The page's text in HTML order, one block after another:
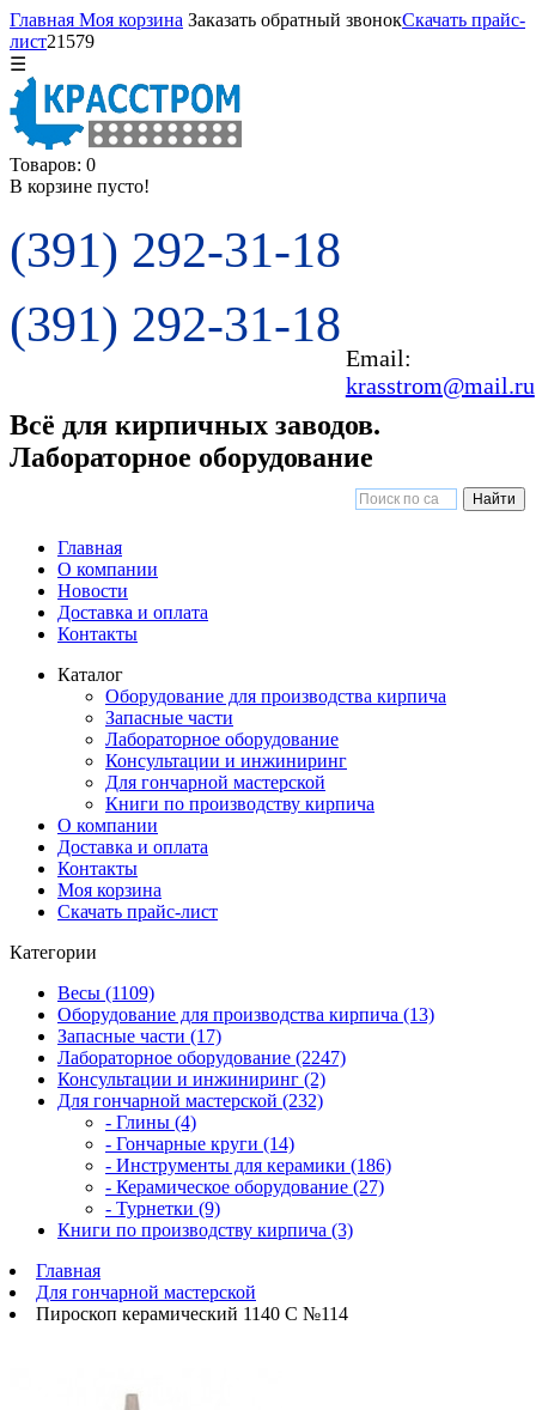
Главная Моя корзина Заказать обратный звонокСкачать прайс-
лист21579
☰
Товаров: 0
В корзине пусто!
(391) 292-31-18
(391) 292-31-18
Email:
krasstrom@mail.ru
Всё для кирпичных заводов.
Лабораторное оборудование
Главная
О компании
Новости
Доставка и оплата
Контакты
Каталог
Оборудование для производства кирпича
Запасные части
Лабораторное оборудование
Консультации и инжиниринг
Для гончарной мастерской
Книги по производству кирпича
О компании
Доставка и оплата
Контакты
Моя корзина
Скачать прайс-лист
Категории
Весы (1109)
Оборудование для производства кирпича (13)
Запасные части (17)
Лабораторное оборудование (2247)
Консультации и инжиниринг (2)
Для гончарной мастерской (232)
- Глины (4)
- Гончарные круги (14)
- Инструменты для керамики (186)
- Керамическое оборудование (27)
- Турнетки (9)
Книги по производству кирпича (3)
Главная
Для гончарной мастерской
Пироскоп керамический 1140 С №114